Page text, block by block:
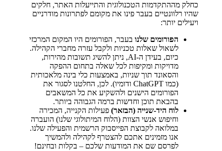
כחלק מההתקדמות הטכנולוגית והתייעלות האתר, חלקים
שהיו רלוונטיים בעבר פינו את מקומם לפתרונות מודרניים
ויעילים יותר:
הפורומים שלנו בעבר, הפורומים היו המקום המרכזי
לשאול שאלות טכניות ולקבל עזרה מחברי הקהילה.
כיום, בעידן ה-AI, ניתן להשיג תשובות מהירות,
מדויקות ומקיפות לכל שאלה בתחום ההפקה
והסאונד תוך שניות, באמצעות כלי בינה מלאכותית
(כמו ChatGPT ודומיו). לכן, החלטנו לסגור את
הפורומים הישנים ולהשקיע את כל המשאבים
בהבאת תוכן וחדשות ברמה הגבוהה ביותר.
לוח היד-שנייה (הבזאר) פעילות הקנייה, המכירה
וחיפוש אנשי הצוות (הלוח המיתולוגי שלנו) הועברה
במלואה לקבוצת הפייסבוק הרשמית והפעילה שלנו.
אנו מזמינים אתכם להצטרף לקהילה ולהמשיך
לפרסם שם את המודעות שלכם – בקלות ובחינם!